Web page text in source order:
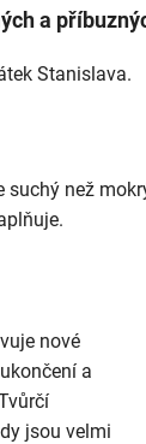
a
Stanislava.
suchý než
nové
a
jsou velmi